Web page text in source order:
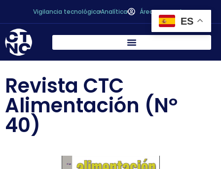
Vigilancia tecnológicaAnalítica Área personal
Revista CTC
Alimentación (Nº
40)
ES